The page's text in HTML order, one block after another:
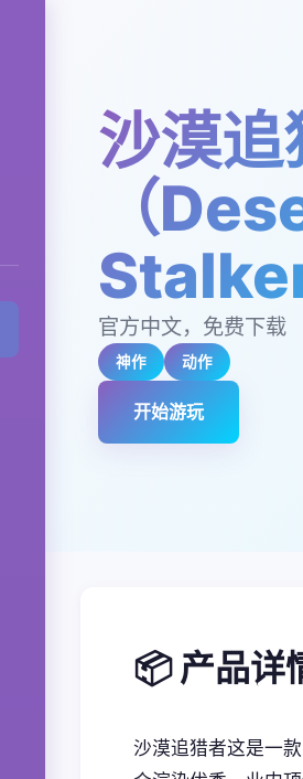
沙漠追
（
Stalker
官方中文，免费下载
神作 动作
开始游玩
📦 产品详
沙漠追猎者这是一